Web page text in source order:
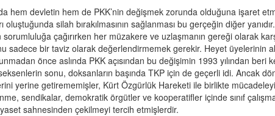
hem devletin hem de PKK’nin değişmek zorunda olduğuna işaret
oluştuğunda silah bırakılmasının sağlanması bu gerçeğin diğer
çağırırken her müzakere ve uzlaşmanın gereği olarak
sadece bir taviz olarak değerlendirmemek gerekir. Heyet üyelerinin
önce aslında PKK açısından bu değişimin 1993 yılından beri
sonu, doksanların başında TKP için de geçerli idi. Ancak
yerine getirememişler, Kürt Özgürlük Hareketi ile birlikte mücadeleyi
sendikalar, demokratik örgütler ve kooperatifler içinde sınıf
sahnesinden çekilmeyi tercih etmişlerdir.